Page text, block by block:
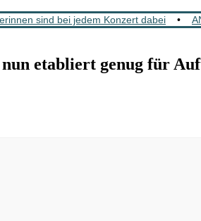
sind bei jedem Konzert dabei •
etabliert genug für